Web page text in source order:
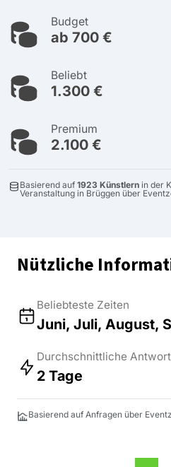
Budget
ab 700 €
Beliebt
1.300 €
Premium
2.100 €
Basierend auf 1923 Künstlern in der
Veranstaltung in Brüggen über
Nützliche
Beliebteste Zeiten
Juni, Juli, August,
Durchschnittliche
2 Tage
Basierend auf Anfragen über